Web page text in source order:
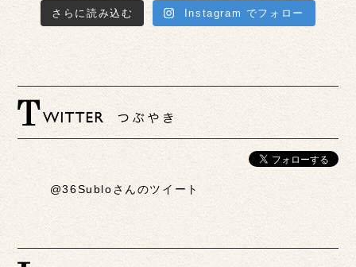
さらに読み込む Instagram でフォロー
@36Subloさんのツイート